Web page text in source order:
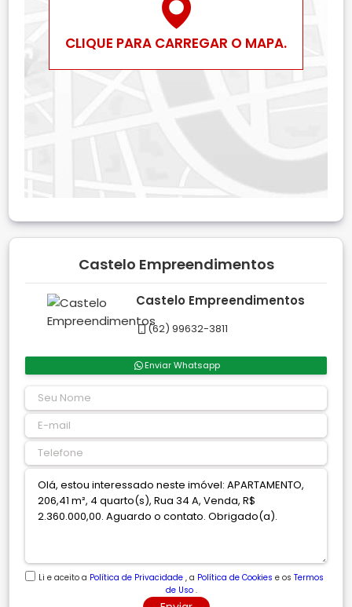
CLIQUE PARA CARREGAR O MAPA.
Castelo Empreendimentos
Castelo Empreendimentos
(62) 99632-3811
Enviar Whatsapp
Li e aceito a Política de Privacidade , a Política de Cookies e os Termos
de Uso.